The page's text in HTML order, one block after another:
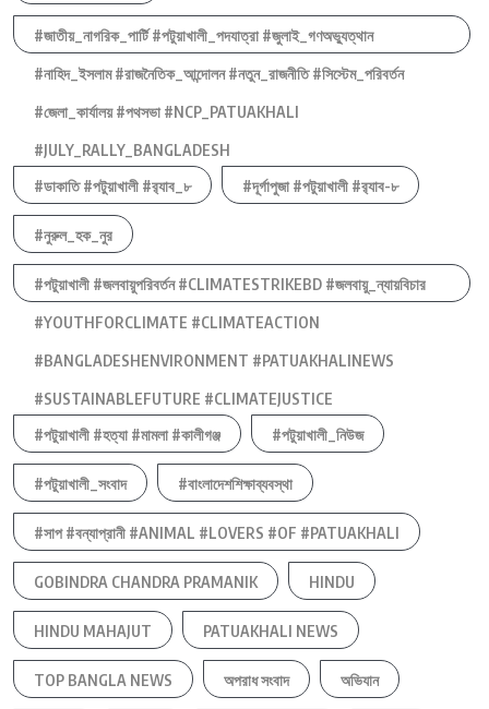
#জাতীয়_নাগরিক_পার্টি #পটুয়াখালী_পদযাত্রা #জুলাই_গণঅভ্যুত্থান
#নাহিদ_ইসলাম #রাজনৈতিক_আন্দোলন #নতুন_রাজনীতি #সিস্টেম_পরিবর্তন
#জেলা_কার্যালয় #পথসভা #NCP_PATUAKHALI
#JULY_RALLY_BANGLADESH
#ডাকাতি #পটুয়াখালী #র‍্যাব_৮
#দূর্গাপুজা #পটুয়াখালী #র‍্যাব-৮
#নুরুল_হক_নুর
#পটুয়াখালী #জলবায়ুপরিবর্তন #CLIMATESTRIKEBD #জলবায়ু_ন্যায়বিচার
#YOUTHFORCLIMATE #CLIMATEACTION
#BANGLADESHENVIRONMENT #PATUAKHALINEWS
#SUSTAINABLEFUTURE #CLIMATEJUSTICE
#পটুয়াখালী #হত্যা #মামলা #কালীগঞ্জ
#পটুয়াখালী_নিউজ
#পটুয়াখালী_সংবাদ #বাংলাদেশশিক্ষাব্যবস্থা
#সাপ #বন্যাপ্রানী #ANIMAL #LOVERS #OF #PATUAKHALI
GOBINDRA CHANDRA PRAMANIK HINDU
HINDU MAHAJUT PATUAKHALI NEWS
TOP BANGLA NEWS অপরাধ সংবাদ অভিযান